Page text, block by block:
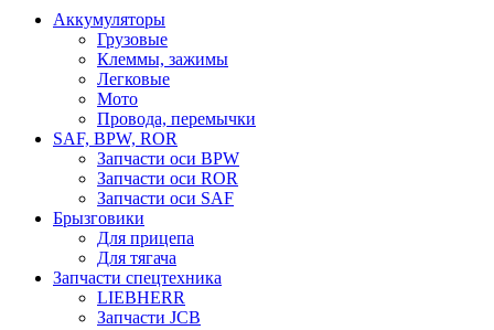
Аккумуляторы
Грузовые
Клеммы, зажимы
Легковые
Мото
Провода, перемычки
SAF, BPW, ROR
Запчасти оси BPW
Запчасти оси ROR
Запчасти оси SAF
Брызговики
Для прицепа
Для тягача
Запчасти спецтехника
LIEBHERR
Запчасти JCB